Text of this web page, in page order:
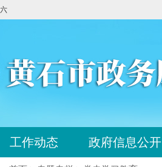
工作动态 政府信息公开